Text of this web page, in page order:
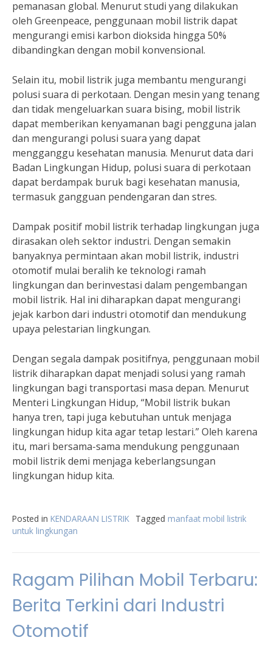
pemanasan global. Menurut studi yang dilakukan
oleh Greenpeace, penggunaan mobil listrik dapat
mengurangi emisi karbon dioksida hingga 50%
dibandingkan dengan mobil konvensional.
Selain itu, mobil listrik juga membantu mengurangi
polusi suara di perkotaan. Dengan mesin yang tenang
dan tidak mengeluarkan suara bising, mobil listrik
dapat memberikan kenyamanan bagi pengguna jalan
dan mengurangi polusi suara yang dapat
mengganggu kesehatan manusia. Menurut data dari
Badan Lingkungan Hidup, polusi suara di perkotaan
dapat berdampak buruk bagi kesehatan manusia,
termasuk gangguan pendengaran dan stres.
Dampak positif mobil listrik terhadap lingkungan juga
dirasakan oleh sektor industri. Dengan semakin
banyaknya permintaan akan mobil listrik, industri
otomotif mulai beralih ke teknologi ramah
lingkungan dan berinvestasi dalam pengembangan
mobil listrik. Hal ini diharapkan dapat mengurangi
jejak karbon dari industri otomotif dan mendukung
upaya pelestarian lingkungan.
Dengan segala dampak positifnya, penggunaan mobil
listrik diharapkan dapat menjadi solusi yang ramah
lingkungan bagi transportasi masa depan. Menurut
Menteri Lingkungan Hidup, “Mobil listrik bukan
hanya tren, tapi juga kebutuhan untuk menjaga
lingkungan hidup kita agar tetap lestari.” Oleh karena
itu, mari bersama-sama mendukung penggunaan
mobil listrik demi menjaga keberlangsungan
lingkungan hidup kita.
Posted in KENDARAAN LISTRIK Tagged manfaat mobil listrik
untuk lingkungan
Ragam Pilihan Mobil Terbaru:
Berita Terkini dari Industri
Otomotif